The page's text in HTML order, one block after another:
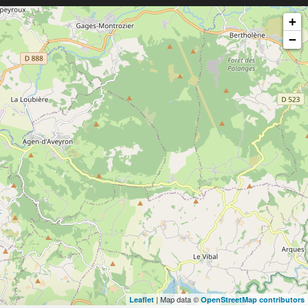
+
−
Leaflet | Map data © OpenStreetMap contributors